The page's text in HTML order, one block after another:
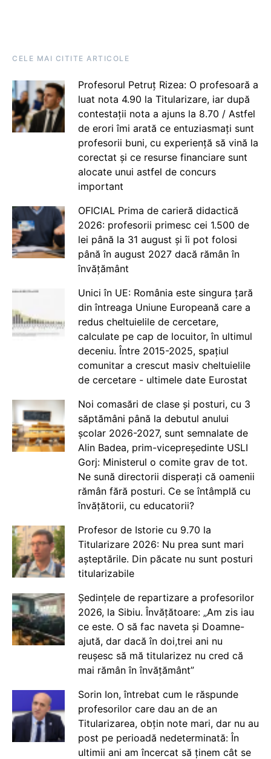
CELE MAI CITITE ARTICOLE
Profesorul Petruț Rizea: O profesoară a
luat nota 4.90 la Titularizare, iar după
contestații nota a ajuns la 8.70 / Astfel
de erori îmi arată ce entuziasmați sunt
profesorii buni, cu experiență să vină la
corectat și ce resurse financiare sunt
alocate unui astfel de concurs
important
OFICIAL Prima de carieră didactică
2026: profesorii primesc cei 1.500 de
lei până la 31 august și îi pot folosi
până în august 2027 dacă rămân în
învățământ
Unici în UE: România este singura țară
din întreaga Uniune Europeană care a
redus cheltuielile de cercetare,
calculate pe cap de locuitor, în ultimul
deceniu. Între 2015-2025, spațiul
comunitar a crescut masiv cheltuielile
de cercetare - ultimele date Eurostat
Noi comasări de clase și posturi, cu 3
săptămâni până la debutul anului
școlar 2026-2027, sunt semnalate de
Alin Badea, prim-vicepreședinte USLI
Gorj: Ministerul o comite grav de tot.
Ne sună directorii disperați că oamenii
rămân fără posturi. Ce se întâmplă cu
învățătorii, cu educatorii?
Profesor de Istorie cu 9.70 la
Titularizare 2026: Nu prea sunt mari
așteptările. Din păcate nu sunt posturi
titularizabile
Ședințele de repartizare a profesorilor
2026, la Sibiu. Învățătoare: „Am zis iau
ce este. O să fac naveta și Doamne-
ajută, dar dacă în doi,trei ani nu
reușesc să mă titularizez nu cred că
mai rămân în învățământ”
Sorin Ion, întrebat cum le răspunde
profesorilor care dau an de an
Titularizarea, obțin note mari, dar nu au
post pe perioadă nedeterminată: În
ultimii ani am încercat să ținem cât se